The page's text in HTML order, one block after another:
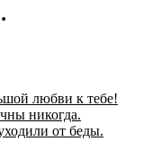
любви к тебе!
никогда.
от беды.